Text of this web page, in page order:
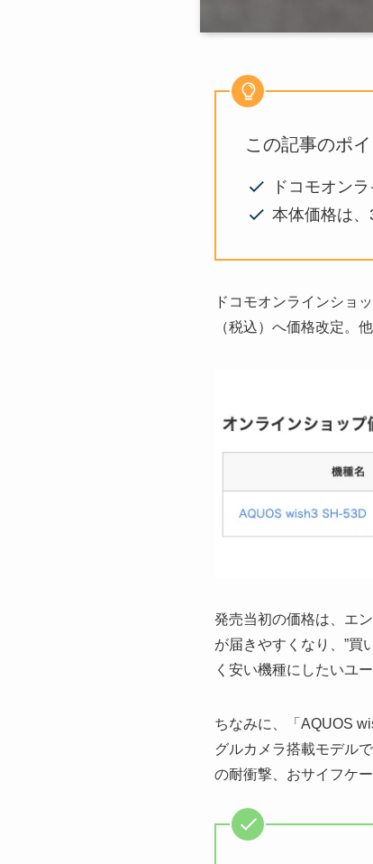
この記事のポイ
ドコモオン
本体価格は
ドコモオンラインショ
（税込）へ価格改定。
発売当初の価格は、エ
が届きやすくなり、”買
く安い機種にしたいユ
ちなみに、「AQUOS
グルカメラ搭載モデル
の耐衝撃、おサイフケ